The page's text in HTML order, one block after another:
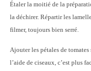
Étaler la moitié de la
la déchirer. Répartir les
filmer, toujours bien serré.
Ajouter les pétales de
l’aide de ciseaux, c’est plus